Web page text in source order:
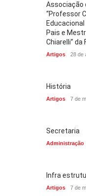
Associação
“Professor
Pais e
Chiarelli” da
Artigos 28 de
História
Artigos 7 de
Secretaria
Administração
Infra
Artigos 7 de